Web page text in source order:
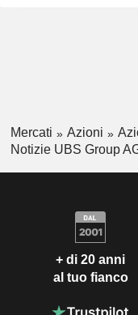
Mercati Azioni
Notizie UBS Group
+ di 20 anni
al tuo fianco